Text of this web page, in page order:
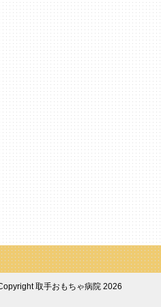
取手おもちゃ病院 2026